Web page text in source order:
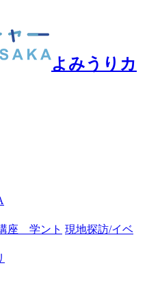
よみうりカ
座 学ント 現地探訪/イベ